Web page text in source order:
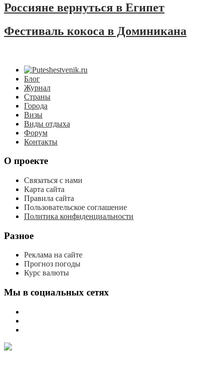
Россияне вернуться в Египет
Фестиваль кокоса в Доминикана
Блог
Журнал
Страны
Города
Визы
Виды отдыха
Форум
Контакты
О проекте
Связаться с нами
Карта сайта
Правила сайта
Пользовательское соглашение
Политика конфиденциальности
Разное
Реклама на сайте
Прогноз погоды
Курс валюты
Мы в социальных сетях